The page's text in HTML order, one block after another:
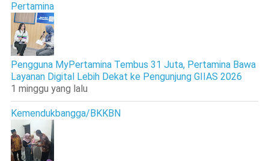
Pertamina
Pengguna MyPertamina Tembus 31 Juta, Pertamina Bawa
Layanan Digital Lebih Dekat ke Pengunjung GIIAS 2026
1 minggu yang lalu
Kemendukbangga/BKKBN